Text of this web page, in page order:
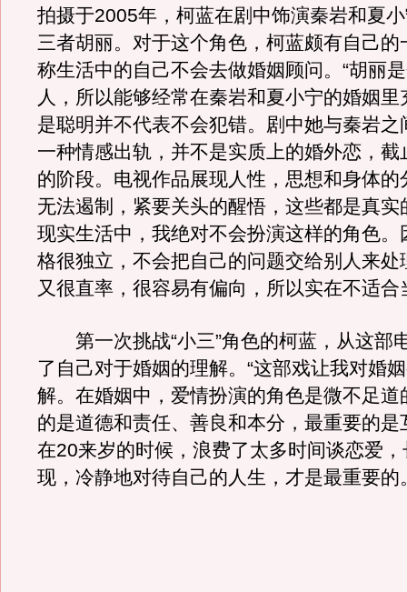
拍摄于2005年，柯蓝在剧中饰演秦岩和夏
三者胡丽。对于这个角色，柯蓝颇有自己的
称生活中的自己不会去做婚姻顾问。“胡丽
人，所以能够经常在秦岩和夏小宁的婚姻里
是聪明并不代表不会犯错。剧中她与秦岩之
一种情感出轨，并不是实质上的婚外恋，截
的阶段。电视作品展现人性，思想和身体的
无法遏制，紧要关头的醒悟，这些都是真实
现实生活中，我绝对不会扮演这样的角色。
格很独立，不会把自己的问题交给别人来处
又很直率，很容易有偏向，所以实在不适合
第一次挑战“小三”角色的柯蓝，从这部
了自己对于婚姻的理解。“这部戏让我对婚
解。在婚姻中，爱情扮演的角色是微不足道
的是道德和责任、善良和本分，最重要的是
在20来岁的时候，浪费了太多时间谈恋爱
现，冷静地对待自己的人生，才是最重要的